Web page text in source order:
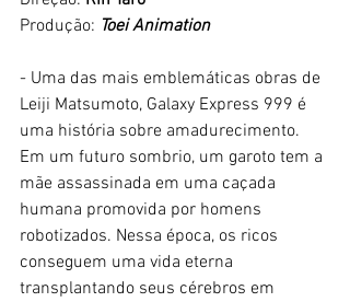
Produção: Toei Animation
- Uma das mais emblemáticas obras de
Leiji Matsumoto, Galaxy Express 999 é
uma história sobre amadurecimento.
Em um futuro sombrio, um garoto tem a
mãe assassinada em uma caçada
humana promovida por homens
robotizados. Nessa época, os ricos
conseguem uma vida eterna
transplantando seus cérebros em